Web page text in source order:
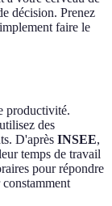
décision. Prenez
faire le
productivité.
des
D'après INSEE,
temps de travail
pour répondre